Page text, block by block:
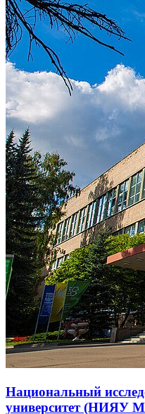
Национальный
университет (НИЯУ